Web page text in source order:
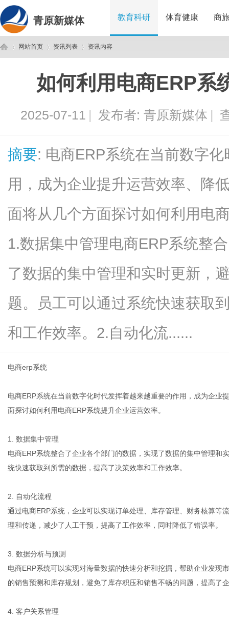
青原新媒体 教育科研 体育健康 商
网站首页
›
资讯列表
›
资讯内容
如何利用电商ERP系
2025-07-11 | 发布者: 青原新媒体 |
摘要: 电商ERP系统在当前数字
用，成为企业提升运营效率、降
面将从几个方面探讨如何利用电
1.数据集中管理电商ERP系统整
了数据的集中管理和实时更新，
题。员工可以通过系统快速获取
和工作效率。2.自动化流......
电商erp系统
电商ERP系统在当前数字化时代发挥着越来越重要的作用，成为企业
面探讨如何利用电商ERP系统提升企业运营效率。
1. 数据集中管理
电商ERP系统整合了企业各个部门的数据，实现了数据的集中管理和
统快速获取到所需的数据，提高了决策效率和工作效率。
2. 自动化流程
通过电商ERP系统，企业可以实现订单处理、库存管理、财务核算等
理和传递，减少了人工干预，提高了工作效率，同时降低了错误率。
3. 数据分析与预测
电商ERP系统可以实现对海量数据的快速分析和挖掘，帮助企业发现
的销售预测和库存规划，避免了库存积压和销售不畅的问题，提高了
4. 客户关系管理